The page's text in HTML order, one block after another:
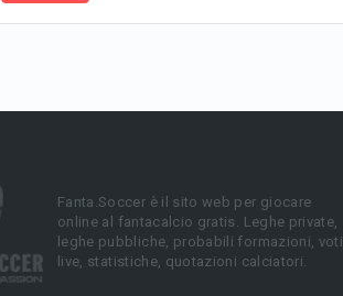
Fanta.Soccer è il sito web per giocare
online al fantacalcio gratis. Leghe private,
leghe pubbliche, probabili formazioni, voti
live, statistiche, quotazioni calciatori.